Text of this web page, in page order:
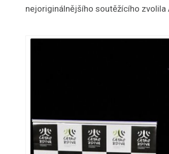
nejoriginálnějšího soutěžícího zvolila